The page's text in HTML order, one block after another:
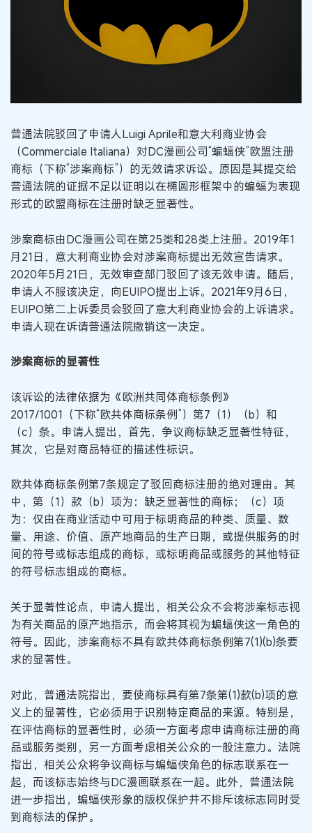
普通法院驳回了申请人Luigi Aprile和意大利商业协会
（Commerciale Italiana）对DC漫画公司“蝙蝠侠”欧盟注册
商标（下称“涉案商标”）的无效请求诉讼。原因是其提交给
普通法院的证据不足以证明以在椭圆形框架中的蝙蝠为表现
形式的欧盟商标在注册时缺乏显著性。
涉案商标由DC漫画公司在第25类和28类上注册。2019年1
月21日，意大利商业协会对涉案商标提出无效宣告请求。
2020年5月21日，无效审查部门驳回了该无效申请。随后，
申请人不服该决定，向EUIPO提出上诉。2021年9月6日，
EUIPO第二上诉委员会驳回了意大利商业协会的上诉请求。
申请人现在诉请普通法院撤销这一决定。
涉案商标的显著性
该诉讼的法律依据为《欧洲共同体商标条例》
2017/1001（下称“欧共体商标条例”）第7（1）（b）和
（c）条。申请人提出，首先，争议商标缺乏显著性特征，
其次，它是对商品特征的描述性标识。
欧共体商标条例第7条规定了驳回商标注册的绝对理由。其
中，第（1）款（b）项为：缺乏显著性的商标；（c）项
为：仅由在商业活动中可用于标明商品的种类、质量、数
量、用途、价值、原产地商品的生产日期，或提供服务的时
间的符号或标志组成的商标，或标明商品或服务的其他特征
的符号标志组成的商标。
关于显著性论点，申请人提出，相关公众不会将涉案标志视
为有关商品的原产地指示，而会将其视为蝙蝠侠这一角色的
符号。因此，涉案商标不具有欧共体商标条例第7(1)(b)条要
求的显著性。
对此，普通法院指出，要使商标具有第7条第(1)款(b)项的意
义上的显著性，它必须用于识别特定商品的来源。特别是，
在评估商标的显著性时，必须一方面考虑申请商标注册的商
品或服务类别，另一方面考虑相关公众的一般注意力。法院
指出，相关公众将争议商标与蝙蝠侠角色的标志联系在一
起，而该标志始终与DC漫画联系在一起。此外，普通法院
进一步指出，蝙蝠侠形象的版权保护并不排斥该标志同时受
到商标法的保护。